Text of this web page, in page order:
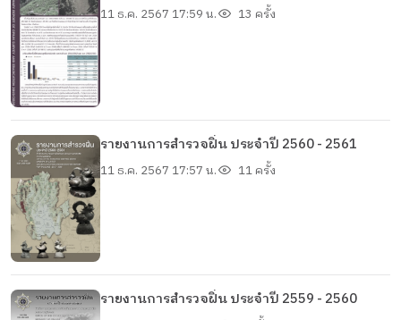
11 ธ.ค. 2567 17:59 น. 13 ครั้ง
รายงานการสำรวจฝิ่น ประจำปี 2560 - 2561
11 ธ.ค. 2567 17:57 น. 11 ครั้ง
รายงานการสำรวจฝิ่น ประจำปี 2559 - 2560